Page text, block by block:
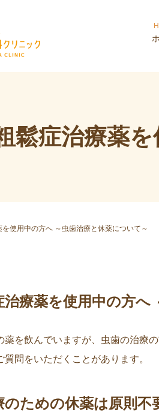
鬆症治療薬
使用中の方へ ～虫歯治療と休薬について～
治療薬を使用中の方へ
薬を飲んでいますが、虫歯の治療
質問をいただくことがあります。
のための休薬は原則不